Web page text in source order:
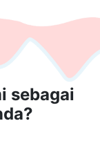
sebagai